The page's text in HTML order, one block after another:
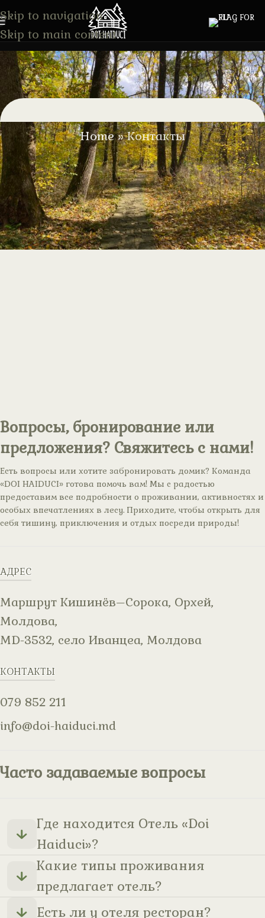
Skip to navigation
Skip to main content
Home»Контакты
Вопросы, бронирование или
предложения? Свяжитесь с нами!
Есть вопросы или хотите забронировать домик? Команда
«DOI HAIDUCI» готова помочь вам! Мы с радостью
предоставим все подробности о проживании, активностях и
особых впечатлениях в лесу. Приходите, чтобы открыть для
себя тишину, приключения и отдых посреди природы!
АДРЕС
Маршрут Кишинёв–Сорока, Орхей,
Молдова,
MD-3532, село Иванцеа, Молдова
КОНТАКТЫ
079 852 211
info@doi-haiduci.md
Часто задаваемые вопросы
Где находится Отель «Doi
Haiduci»?
Какие типы проживания
предлагает отель?
Есть ли у отеля ресторан?